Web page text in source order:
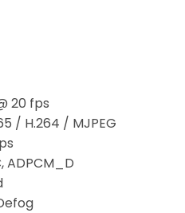
20 fps
/ H.264 / MJPEG
ADPCM_D